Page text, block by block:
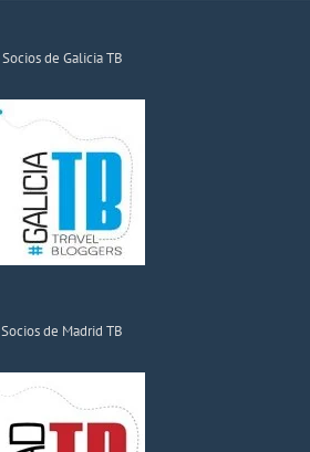
Socios de Galicia TB
Socios de Madrid TB